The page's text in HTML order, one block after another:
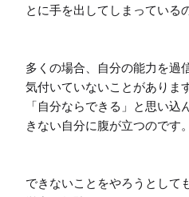
とに手を出してしまっている
多くの場合、自分の能力を過
気付いていないことがあります
「自分ならできる」と思い
きない自分に腹が立つのです。
できないことをやろうとして